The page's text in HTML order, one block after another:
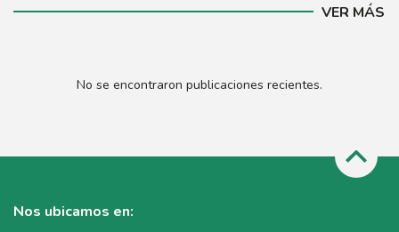
VER MÁS
No se encontraron publicaciones recientes.
Nos ubicamos en: